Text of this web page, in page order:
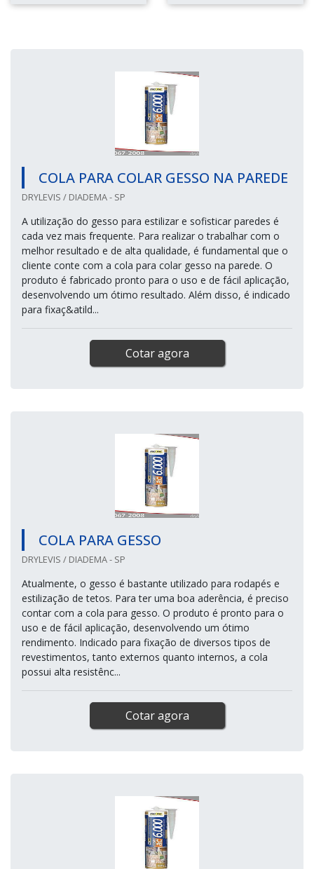
COLA PARA COLAR GESSO NA PAREDE
DRYLEVIS / DIADEMA - SP
A utilização do gesso para estilizar e sofisticar paredes é
cada vez mais frequente. Para realizar o trabalhar com o
melhor resultado e de alta qualidade, é fundamental que o
cliente conte com a cola para colar gesso na parede. O
produto é fabricado pronto para o uso e de fácil aplicação,
desenvolvendo um ótimo resultado. Além disso, é indicado
para fixaç&atild...
Cotar agora
COLA PARA GESSO
DRYLEVIS / DIADEMA - SP
Atualmente, o gesso é bastante utilizado para rodapés e
estilização de tetos. Para ter uma boa aderência, é preciso
contar com a cola para gesso. O produto é pronto para o
uso e de fácil aplicação, desenvolvendo um ótimo
rendimento. Indicado para fixação de diversos tipos de
revestimentos, tanto externos quanto internos, a cola
possui alta resistênc...
Cotar agora